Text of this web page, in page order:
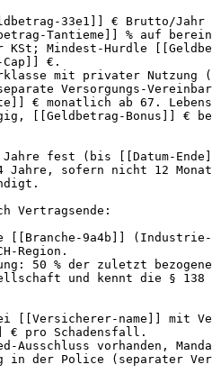
33e1]] € Brutto/Jahr
Tantieme]] % auf
KSt; Mindest-Hurdle
€.
mit privater Nutzung
Versorgungs-
€ monatlich ab 67.
[[Geldbetrag-Bonus]] €
fest (bis [[Datum-
Jahre, sofern nicht 12
Vertragsende:
[[Branche-9a4b]]
Region.
50 % der zuletzt
und kennt die § 138
[[Versicherer-name]] mit
€ pro Schadensfall.
Ausschluss vorhanden,
in der Police (separater